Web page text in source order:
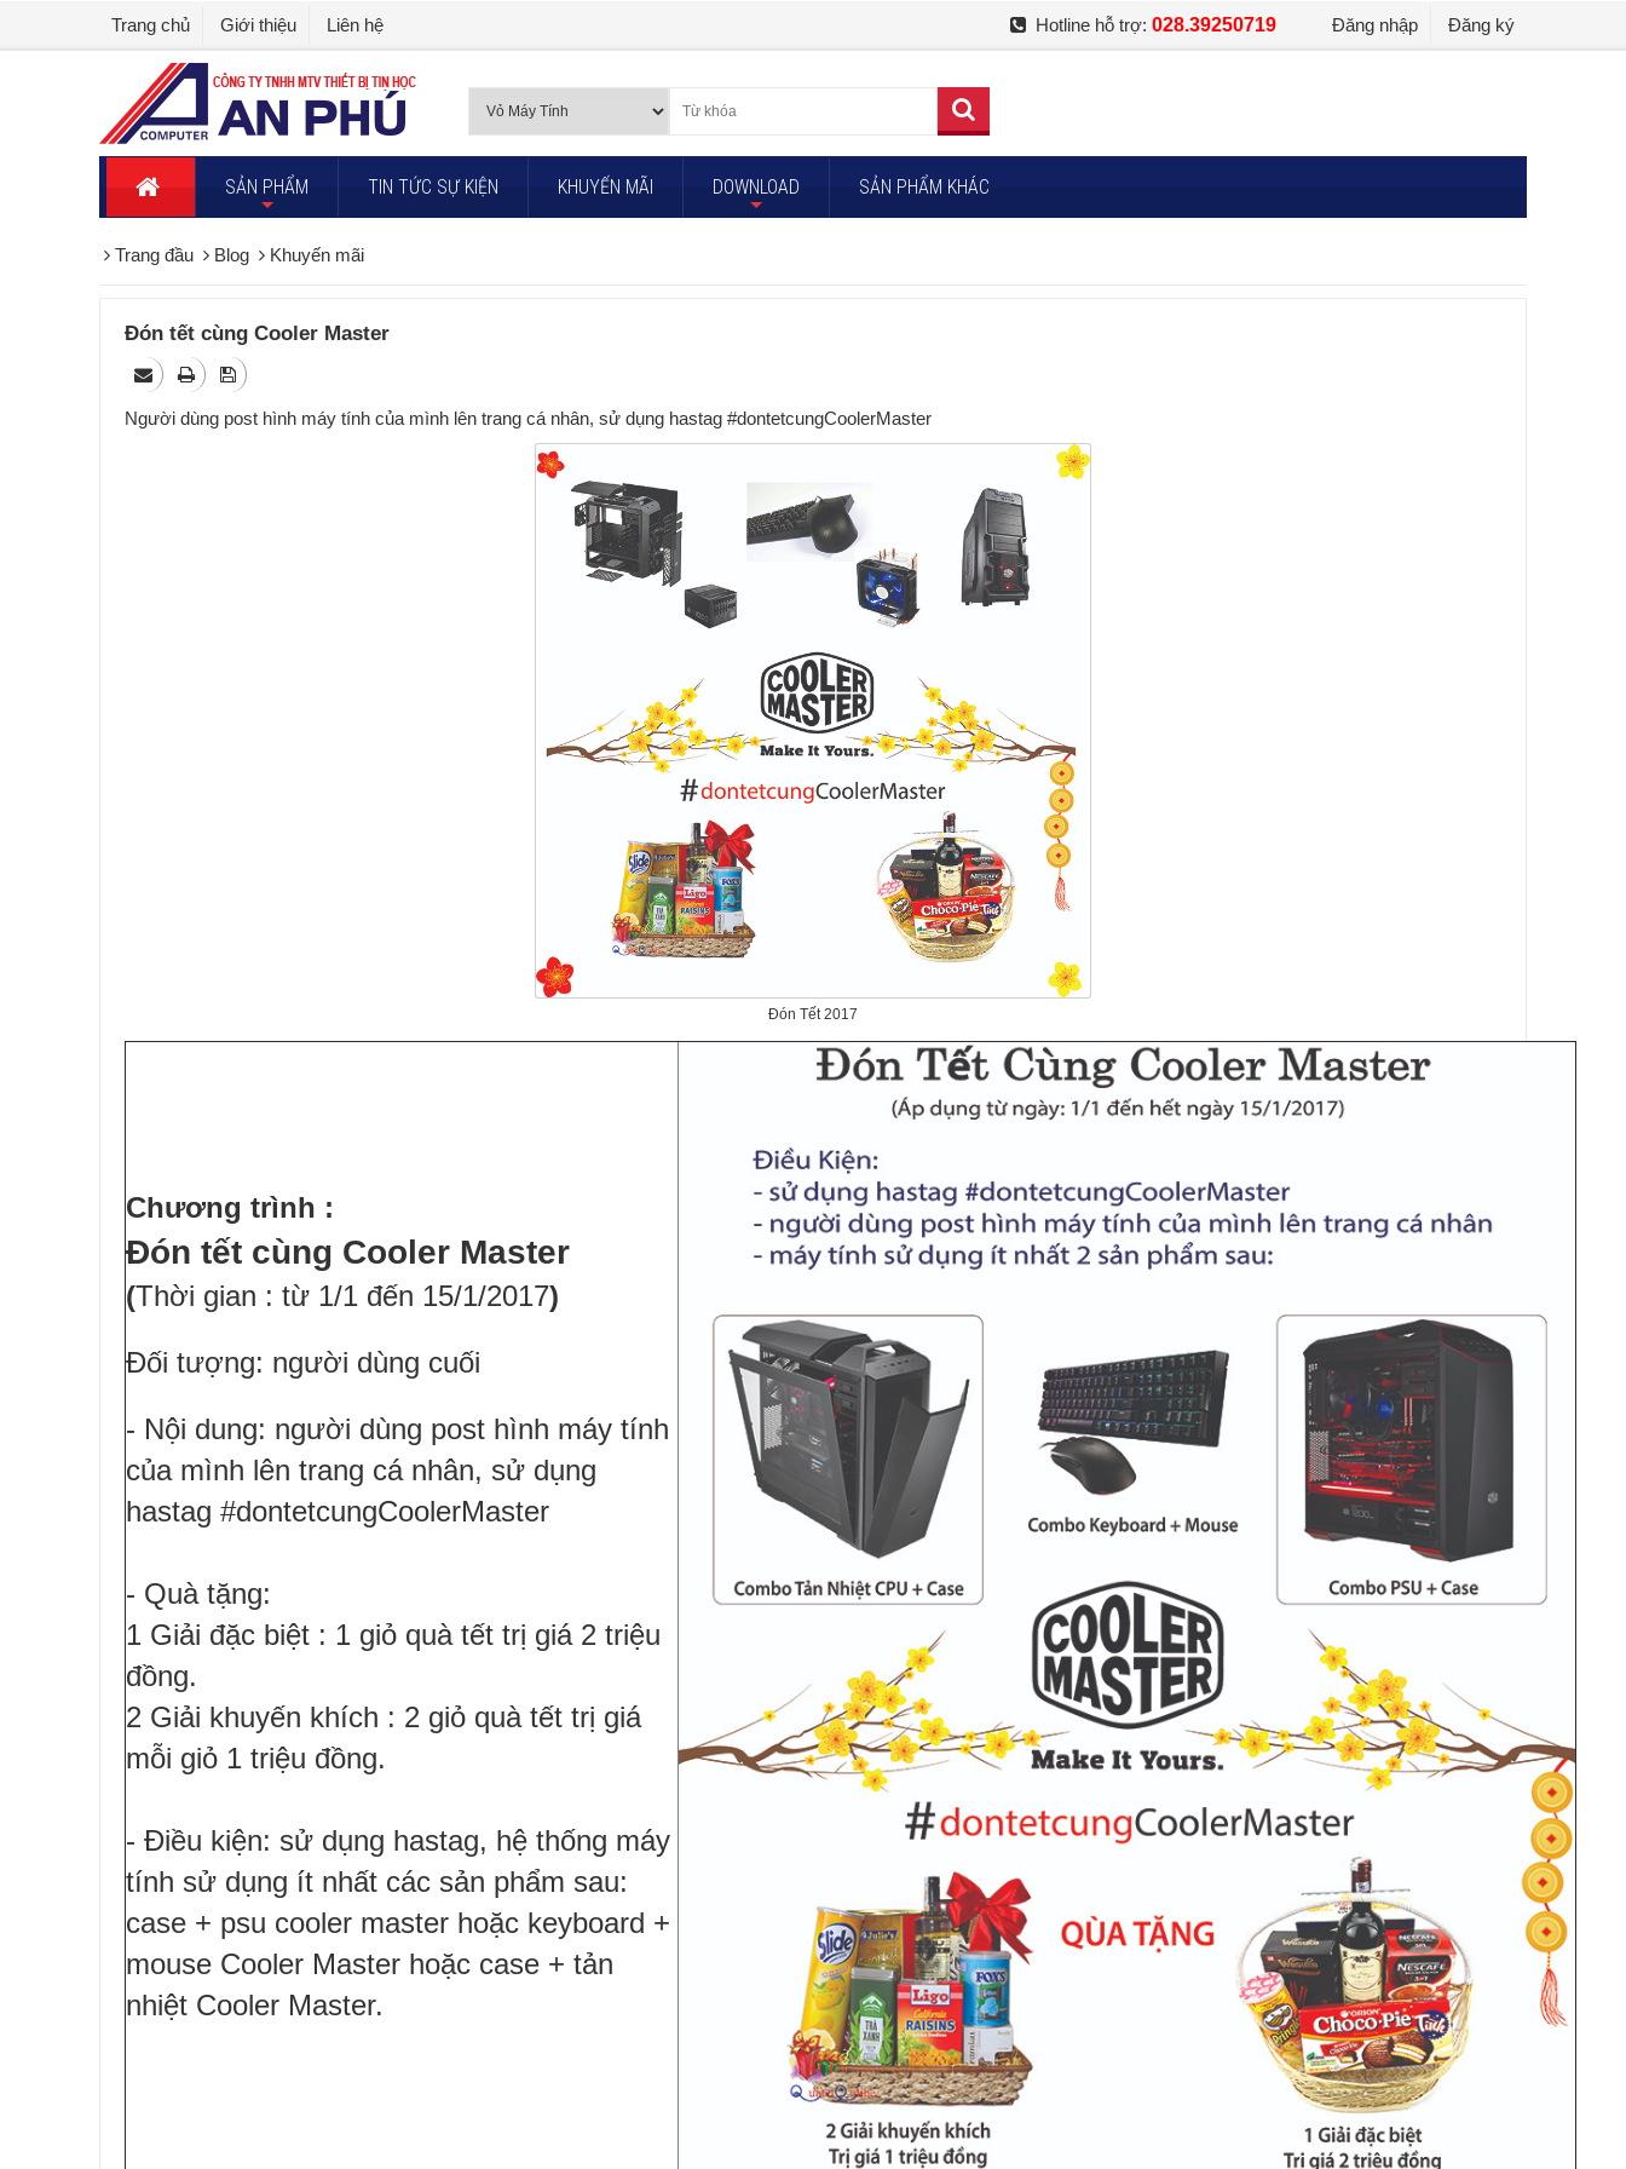
Trang chủ Giới thiệu Liên hệ Hotline hỗ trợ:028.39250719 Đăng nhập Đăng ký
SẢN PHẨM TIN TỨC SỰ KIỆN
KHUYẾN MÃI
DOWNLOAD SẢN PHẨM KHÁC
Trang đầu Blog Khuyến mãi
Đón tết cùng Cooler Master
Người dùng post hình máy tính của mình lên trang cá nhân, sử dụng hastag #dontetcungCoolerMaster
Đón Tết 2017
Chương trình :
Đón tết cùng Cooler Master
(Thời gian : từ 1/1 đến 15/1/2017)
Đối tượng: người dùng cuối
- Nội dung: người dùng post hình máy tính
của mình lên trang cá nhân, sử dụng
hastag #dontetcungCoolerMaster
- Quà tặng:
1 Giải đặc biệt : 1 giỏ quà tết trị giá 2 triệu
đồng.
2 Giải khuyến khích : 2 giỏ quà tết trị giá
mỗi giỏ 1 triệu đồng.
- Điều kiện: sử dụng hastag, hệ thống máy
tính sử dụng ít nhất các sản phẩm sau:
case + psu cooler master hoặc keyboard +
mouse Cooler Master hoặc case + tản
nhiệt Cooler Master.